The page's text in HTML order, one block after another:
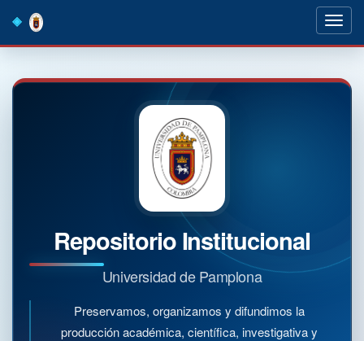
navigation
Repositorio Institucional
Universidad de Pamplona
Preservamos, organizamos y difundimos la
producción académica, científica, investigativa y